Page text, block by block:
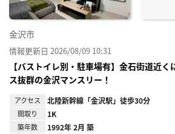
金沢市
情報更新日 2026/08/09 10:31
【バストイレ別・駐車場有】金石街道近
ス抜群の金沢マンスリー！
アクセス 北陸新幹線「金沢駅」徒歩30分
間取り 1K
築年数
1992年 2月 築